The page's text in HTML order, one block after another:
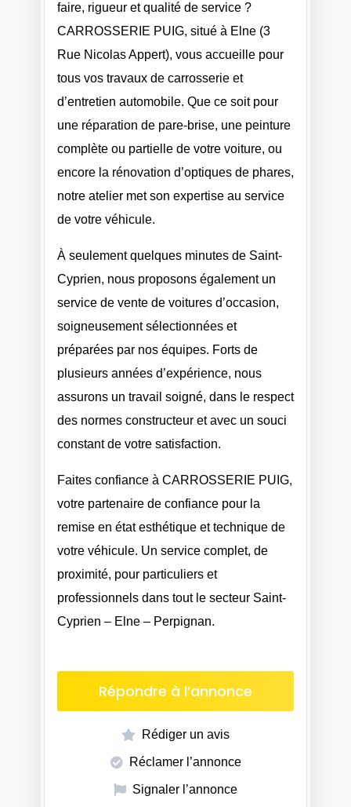
faire, rigueur et qualité de service ?
CARROSSERIE PUIG, situé à Elne (3
Rue Nicolas Appert), vous accueille pour
tous vos travaux de carrosserie et
d’entretien automobile. Que ce soit pour
une réparation de pare-brise, une peinture
complète ou partielle de votre voiture, ou
encore la rénovation d’optiques de phares,
notre atelier met son expertise au service
de votre véhicule.
À seulement quelques minutes de Saint-
Cyprien, nous proposons également un
service de vente de voitures d’occasion,
soigneusement sélectionnées et
préparées par nos équipes. Forts de
plusieurs années d’expérience, nous
assurons un travail soigné, dans le respect
des normes constructeur et avec un souci
constant de votre satisfaction.
Faites confiance à CARROSSERIE PUIG,
votre partenaire de confiance pour la
remise en état esthétique et technique de
votre véhicule. Un service complet, de
proximité, pour particuliers et
professionnels dans tout le secteur Saint-
Cyprien – Elne – Perpignan.
Répondre à l’annonce
Rédiger un avis
Réclamer l’annonce
Signaler l’annonce